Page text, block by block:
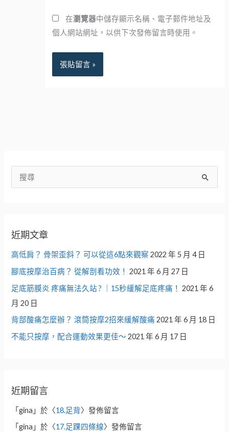
*
址
在瀏覽器中儲存顯示名稱、電子郵件地址及
個人網站網址，以供下次發佈留言時使用。
字
:
近期文章
高低肩？ 骨架歪斜？ 可以從這6點來觀察 2022 年 5 月 4 日
腳底按摩治百病？ 從解剖看功效！
2021 年 6 月 27 日
足底筋膜炎 疼痛無法久站 ? ｜15秒緩解足底疼痛！
2021 年 6
月 20 日
背部酸痛怎麼辦？ 滾筒按摩2招來緩解酸痛 2021 年 6 月 18 日
不能只按摩，配合運動效果更佳～ 2021 年 6 月 17 日
近期留言
「gina 」於〈18.足背〉發佈留言
「gina 」於〈17.足踝四條線〉發佈留言